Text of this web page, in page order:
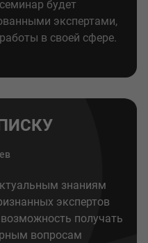
будет
экспертами,
в своей сфере.
знаниям
экспертов
получать
вопросам